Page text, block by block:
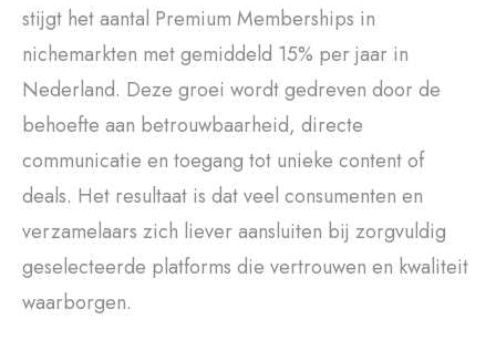
stijgt het aantal Premium Memberships in
nichemarkten met gemiddeld 15% per jaar in
Nederland. Deze groei wordt gedreven door de
behoefte aan betrouwbaarheid, directe
communicatie en toegang tot unieke content of
deals. Het resultaat is dat veel consumenten en
verzamelaars zich liever aansluiten bij zorgvuldig
geselecteerde platforms die vertrouwen en kwaliteit
waarborgen.